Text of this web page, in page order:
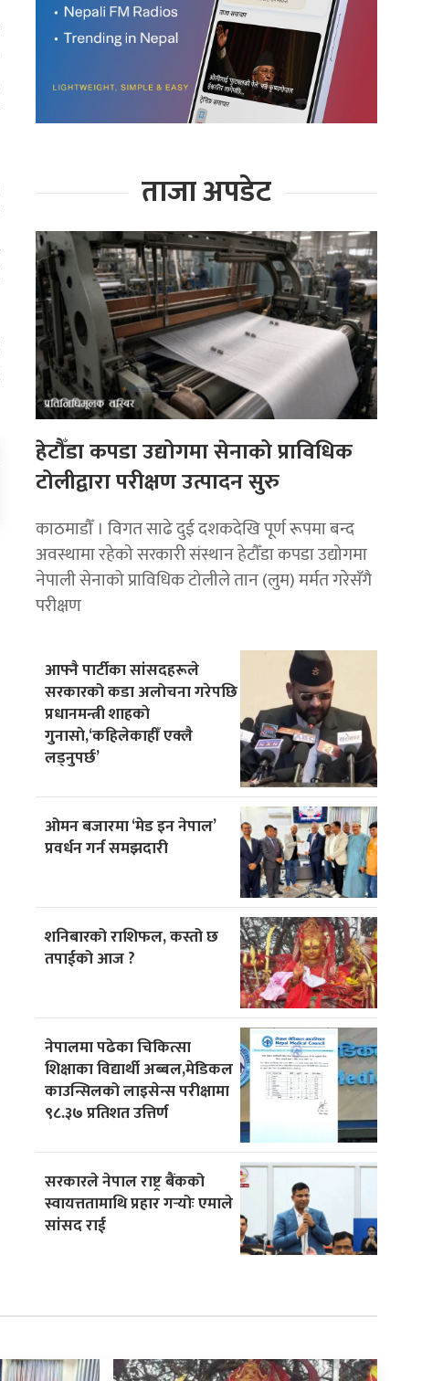
ताजा अपडेट
हेटौँडा कपडा उद्योगमा सेनाको प्राविधिक
टोलीद्वारा परीक्षण उत्पादन सुरु
काठमाडौँ । विगत साढे दुई दशकदेखि पूर्ण रूपमा बन्द
अवस्थामा रहेको सरकारी संस्थान हेटौँडा कपडा उद्योगमा
नेपाली सेनाको प्राविधिक टोलीले तान (लुम) मर्मत गरेसँगै
परीक्षण
आफ्नै पार्टीका सांसदहरूले
सरकारको कडा अलोचना गरेपछि
प्रधानमन्त्री शाहकाे
गुनासाे,‘कहिलेकाहीँ एक्लै
लड्नुपर्छ’
ओमन बजारमा ‘मेड इन नेपाल’
प्रवर्धन गर्न समझदारी
शनिबारको राशिफल, कस्तो छ
तपाईको आज ?
नेपालमा पढेका चिकित्सा
शिक्षाका विद्यार्थी अब्बल,मेडिकल
काउन्सिलको लाइसेन्स परीक्षामा
९८.३७ प्रतिशत उत्तिर्ण
सरकारले नेपाल राष्ट्र बैंकको
स्वायत्ततामाथि प्रहार गर्‍योः एमाले
सांसद राई